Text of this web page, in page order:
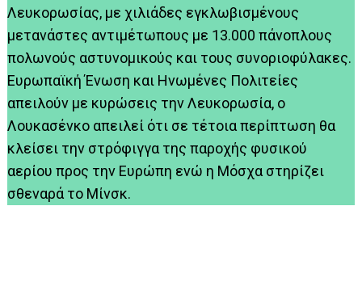
Λευκορωσίας, με χιλιάδες εγκλωβισμένους
μετανάστες αντιμέτωπους με 13.000 πάνοπλους
πολωνούς αστυνομικούς και τους συνοριοφύλακες.
Ευρωπαϊκή Ένωση και Ηνωμένες Πολιτείες
απειλούν με κυρώσεις την Λευκορωσία, ο
Λουκασένκο απειλεί ότι σε τέτοια περίπτωση θα
κλείσει την στρόφιγγα της παροχής φυσικού
αερίου προς την Ευρώπη ενώ η Μόσχα στηρίζει
σθεναρά το Μίνσκ.